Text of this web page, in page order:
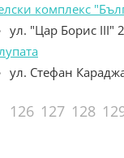
комплекс
ул. "Цар Борис III"
ул. Стефан
126 127 128